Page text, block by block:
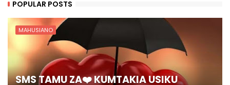
POPULAR POSTS
MAHUSIANO
SMS TAMU ZA❤️ KUMTAKIA USIKU